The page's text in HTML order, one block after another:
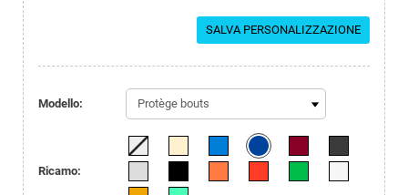
SALVA PERSONALIZZAZIONE
Modello:
Ricamo: